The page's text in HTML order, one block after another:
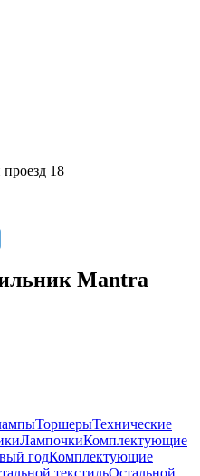
18
Mantra
ТоршерыТехнические
ЛампочкиКомплектующие
годКомплектующие
текстильОстальной